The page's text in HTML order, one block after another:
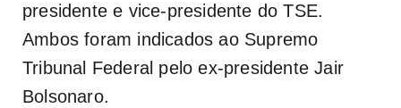
presidente e vice-presidente do TSE.
Ambos foram indicados ao Supremo
Tribunal Federal pelo ex-presidente Jair
Bolsonaro.